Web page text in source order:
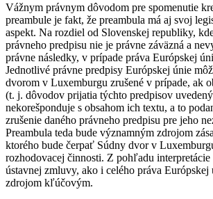
Vážnym právnym dôvodom pre spomenutie
preambule je fakt, že preambula má aj svoj
aspekt. Na rozdiel od Slovenskej republiky,
právneho predpisu nie je právne záväzná a
právne následky, v prípade práva Európskej
Jednotlivé právne predpisy Európskej únie
dvorom v Luxemburgu zrušené v prípade, ak
(t. j. dôvodov prijatia týchto predpisov
nekorešponduje s obsahom ich textu, a to
zrušenie daného právneho predpisu pre jeho
Preambula teda bude významným zdrojom
ktorého bude čerpať Súdny dvor v
rozhodovacej činnosti. Z pohľadu interpretácie
ústavnej zmluvy, ako i celého práva Európskej
zdrojom kľúčovým.